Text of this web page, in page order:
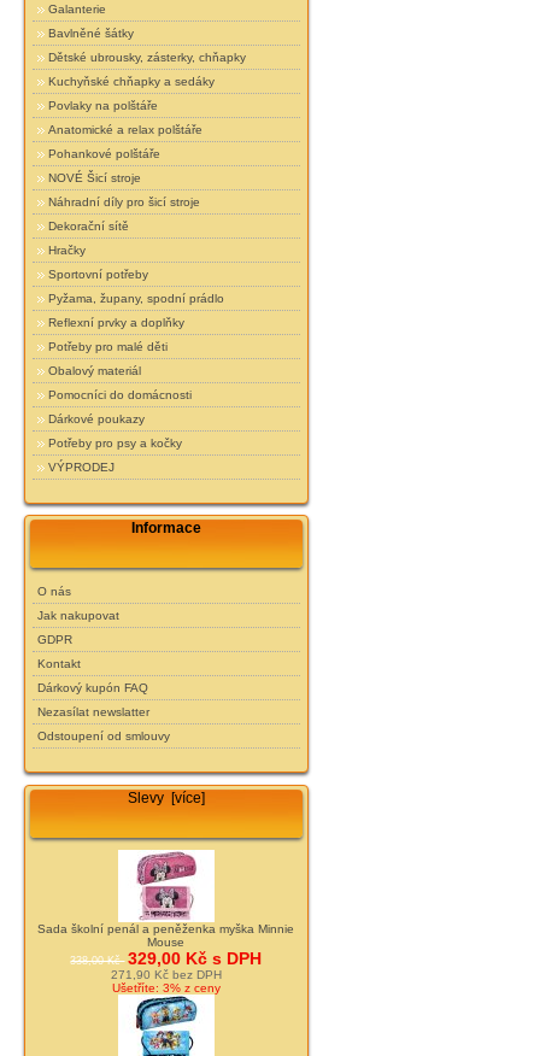
Galanterie
Bavlněné šátky
Dětské ubrousky, zásterky, chňapky
Kuchyňské chňapky a sedáky
Povlaky na polštáře
Anatomické a relax polštáře
Pohankové polštáře
NOVÉ Šicí stroje
Náhradní díly pro šicí stroje
Dekorační sítě
Hračky
Sportovní potřeby
Pyžama, župany, spodní prádlo
Reflexní prvky a doplňky
Potřeby pro malé děti
Obalový materiál
Pomocníci do domácnosti
Dárkové poukazy
Potřeby pro psy a kočky
VÝPRODEJ
Informace
O nás
Jak nakupovat
GDPR
Kontakt
Dárkový kupón FAQ
Nezasílat newslatter
Odstoupení od smlouvy
Slevy [více]
Sada školní penál a peněženka myška Minnie
Mouse
338,00 Kč 329,00 Kč s DPH
271,90 Kč bez DPH
Ušetříte: 3% z ceny